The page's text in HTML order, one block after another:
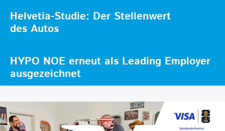
Helvetia-Studie: Der Stellenwert
des Autos
HYPO NOE erneut als Leading Employer
ausgezeichnet